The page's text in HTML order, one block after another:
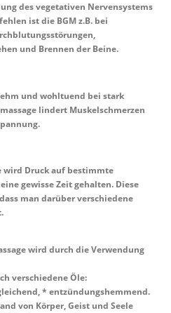
des vegetativen Nervensystems
ist die BGM z.B. bei
und Brennen der Beine.
und wohltuend bei stark
lindert Muskelschmerzen
wird Druck auf bestimmte
gewisse Zeit gehalten. Diese
man darüber verschiedene
wird durch die Verwendung
verschiedene Öle:
* entzündungshemmend.
von Körper, Geist und Seele